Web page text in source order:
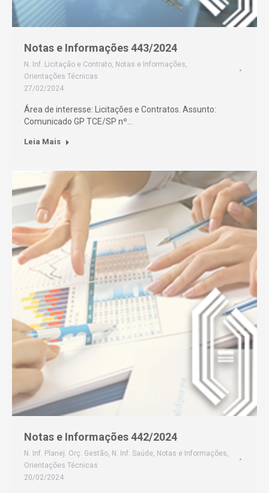
Notas e Informações 443/2024
N. Inf. Licitação e Contrato, Notas e Informações,
Orientações Técnicas
27/02/2024
Área de interesse: Licitações e Contratos. Assunto:
Comunicado GP TCE/SP nº…
Leia Mais
Notas e Informações 442/2024
N. Inf. Planej. Orç. Gestão, N. Inf. Saúde, Notas e Informações,
Orientações Técnicas
20/02/2024